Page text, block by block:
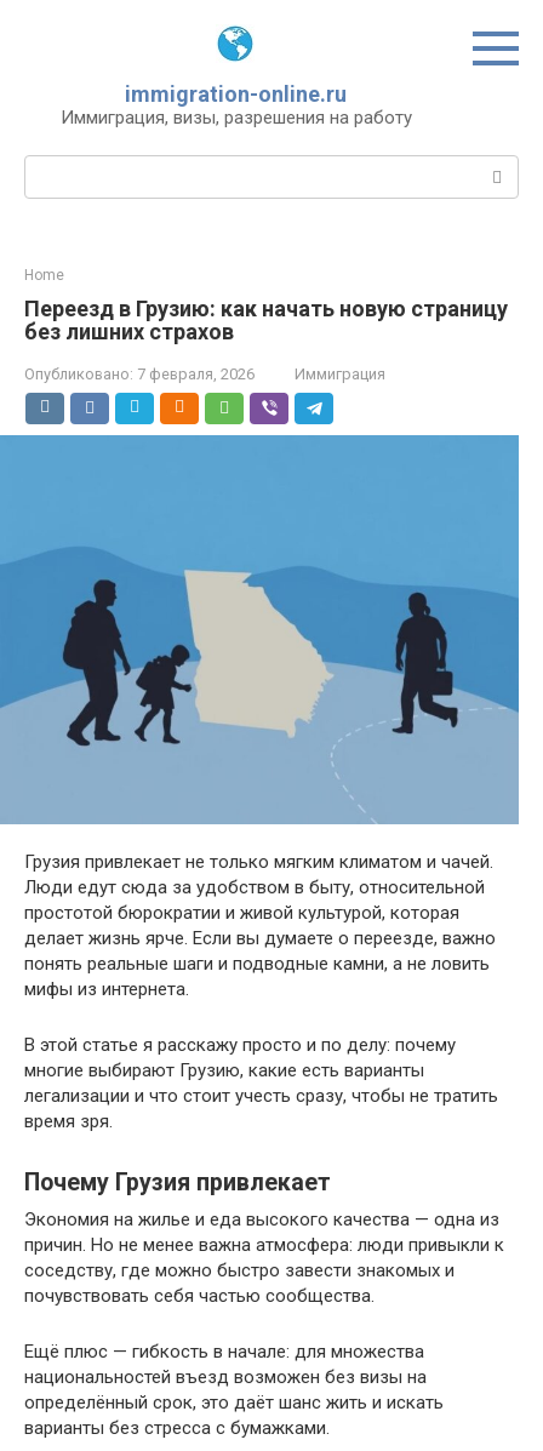
immigration-online.ru
Иммиграция, визы, разрешения на работу
Home
Переезд в Грузию: как начать новую страницу
без лишних страхов
Опубликовано: 7 февраля, 2026 Иммиграция
Грузия привлекает не только мягким климатом и чачей.
Люди едут сюда за удобством в быту, относительной
простотой бюрократии и живой культурой, которая
делает жизнь ярче. Если вы думаете о переезде, важно
понять реальные шаги и подводные камни, а не ловить
мифы из интернета.
В этой статье я расскажу просто и по делу: почему
многие выбирают Грузию, какие есть варианты
легализации и что стоит учесть сразу, чтобы не тратить
время зря.
Почему Грузия привлекает
Экономия на жилье и еда высокого качества — одна из
причин. Но не менее важна атмосфера: люди привыкли к
соседству, где можно быстро завести знакомых и
почувствовать себя частью сообщества.
Ещё плюс — гибкость в начале: для множества
национальностей въезд возможен без визы на
определённый срок, это даёт шанс жить и искать
варианты без стресса с бумажками.